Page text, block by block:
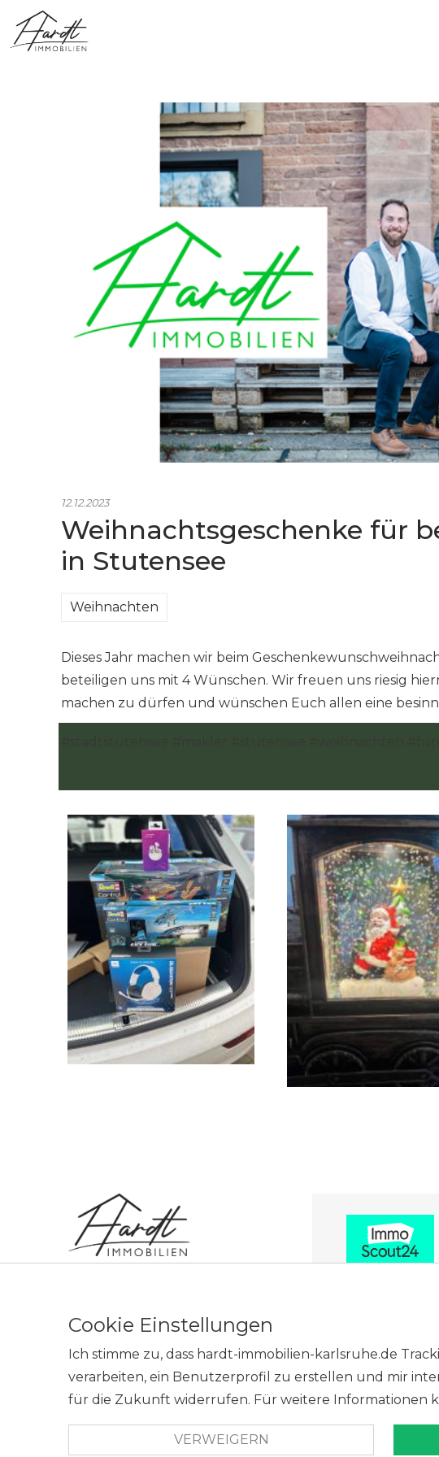
12.12.2023
Weihnachtsgeschenke für
in Stutensee
Weihnachten
Dieses Jahr machen wir beim
beteiligen uns mit 4 Wünschen. Wir freuen uns riesig
machen zu dürfen und wünschen Euch allen eine
Cookie Einstellungen
Ich stimme zu, dass hardt-immobilien-karlsruhe.de
verarbeiten, ein Benutzerprofil zu erstellen und mir
für die Zukunft widerrufen. Für weitere Informationen
VERWEIGERN
76689 Karlsdorf-Neuthard
Telefon: 07249-2080060
E-Mail: info@hardt-immobilien-
karlsruhe.de
Termin nach Vereinbarung.